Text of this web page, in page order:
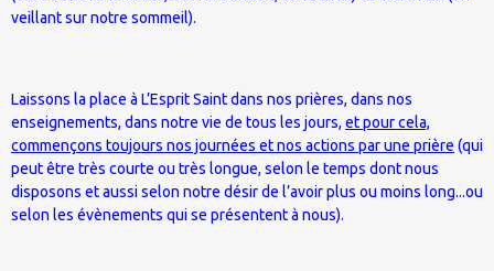
veillant sur notre sommeil).
Laissons la place à L’Esprit Saint dans nos prières, dans nos
enseignements, dans notre vie de tous les jours, et pour cela,
commençons toujours nos journées et nos actions par une prière (qui
peut être très courte ou très longue, selon le temps dont nous
disposons et aussi selon notre désir de l’avoir plus ou moins long...ou
selon les évènements qui se présentent à nous).